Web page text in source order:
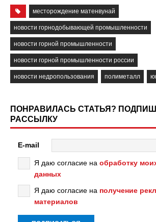
месторождение матенвунай
новости горнодобывающей промышленности
новости горной промышленности
новости горной промышленности россии
новости недропользования полиметалл
ПОНРАВИЛАСЬ СТАТЬЯ?
РАССЫЛКУ
E-mail
Я даю согласие на обработку
данных
Я даю согласие на получение
материалов